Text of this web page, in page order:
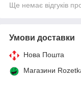
Ще немає відгуків
Умови доставки
Нова Пошта
Магазини